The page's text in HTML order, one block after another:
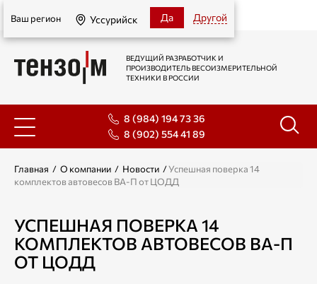
Уссурийск
Ваш регион Уссурийск Да Другой
ВЕДУЩИЙ РАЗРАБОТЧИК И
ПРОИЗВОДИТЕЛЬ ВЕСОИЗМЕРИТЕЛЬНОЙ
ТЕХНИКИ В РОССИИ
8 (984) 194 73 36
8 (902) 554 41 89
Главная / О компании / Новости /Успешная поверка 14
комплектов автовесов ВА-П от ЦОДД
УСПЕШНАЯ ПОВЕРКА 14
КОМПЛЕКТОВ АВТОВЕСОВ ВА-П
ОТ ЦОДД